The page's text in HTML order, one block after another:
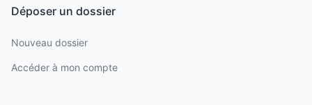
Déposer un dossier
Nouveau dossier
Accéder à mon compte